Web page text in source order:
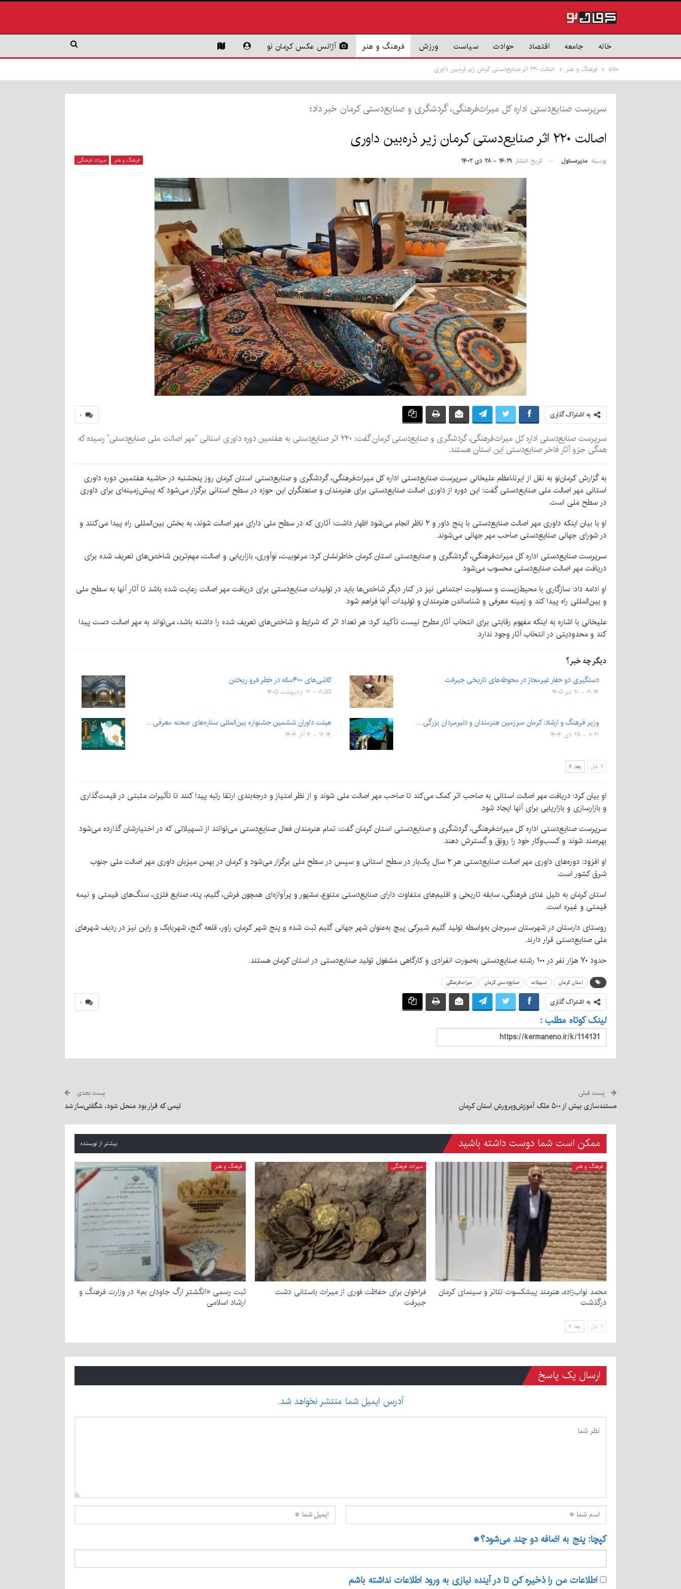
خانه جامعه اقتصاد حوادث سیاست ورزش فرهنگ و هنر آژانس عکس کرمان نو
خانه فرهنگ و هنر اصالت ۲۲۰ اثر صنایع‌دستی کرمان زیر ذره‌بین داوری
سرپرست صنایع‌دستی اداره کل میراث‌فرهنگی، گردشگری و صنایع‌دستی کرمان خبر داد؛
اصالت ۲۲۰ اثر صنایع‌دستی کرمان زیر ذره‌بین داوری
فرهنگ و هنر میراث فرهنگی بوسیله مدیرمسئول تاریخ انتشار ۱۴:۲۹ - ۲۸ دی ۱۴۰۲
۰ به اشتراک گذاری
سرپرست صنایع‌دستی اداره کل میراث‌فرهنگی، گردشگری و صنایع‌دستی کرمان گفت: ۲۲۰ اثر صنایع‌دستی به هفتمین دوره داوری استانی “مهر اصالت ملی صنایع‌دستی” رسیده که
همگی جزو آثار فاخر صنایع‌دستی این استان هستند.
به گزارش کرمان‌نو به نقل از ایرنا،اعظم علیخانی سرپرست صنایع‌دستی اداره کل میراث‌فرهنگی، گردشگری و صنایع‌دستی استان کرمان روز پنجشنبه در حاشیه هفتمین دوره داوری
استانی مهر اصالت ملی صنایع‌دستی گفت: این دوره از داوری اصالت صنایع‌دستی برای هنرمندان و صنعتگران این حوزه در سطح استانی برگزار می‌شود که پیش‌زمینه‌ای برای داوری
در سطح ملی است.
او با بیان اینکه داوری مهر اصالت صنایع‌دستی با پنج داور و ۲ ناظر انجام می‌شود اظهار داشت: آثاری که در سطح ملی دارای مهر اصالت شوند، به بخش بین‌المللی راه پیدا می‌کنند و
در شورای جهانی صنایع‌دستی صاحب مهر جهانی می‌شوند.
سرپرست صنایع‌دستی اداره کل میراث‌فرهنگی، گردشگری و صنایع‌دستی استان کرمان خاطرنشان کرد: مرغوبیت، نوآوری، بازاریابی و اصالت، مهم‌ترین شاخص‌های تعریف شده برای
دریافت مهر اصالت صنایع‌دستی محسوب می‌شود.
او ادامه داد: سازگاری با محیط‌زیست و مسئولیت اجتماعی نیز در کنار دیگر شاخص‌ها باید در تولیدات صنایع‌دستی برای دریافت مهر اصالت رعایت شده باشد تا آثار آنها به سطح ملی
و بین‌المللی راه پیدا کند و زمینه معرفی و شناساندن هنرمندان و تولیدات آنها فراهم شود.
علیخانی با اشاره به اینکه مفهوم رقابتی برای انتخاب آثار مطرح نیست تأکید کرد: هر تعداد اثر که شرایط و شاخص‌های تعریف شده را داشته باشد، می‌تواند به مهر اصالت دست پیدا
کند و محدودیتی در انتخاب آثار وجود ندارد.
دیگر چه خبر؟
دستگیری دو حفار غیرمجاز در محوطه‌های تاریخی جیرفت
۰۹:۱۴ - ۲۰ تیر ۱۴۰۵
کاشی‌های ۴۰۰ساله در خطر فرو ریختن
۰۹:۵۵ - ۱۲ اردیبهشت ۱۴۰۵
وزیر فرهنگ و ارشاد: کرمان سرزمین هنرمندان و دلیرمردان بزرگی…
۱۰:۲۰ - ۲۸ دی ۱۴۰۴
هیئت داوران ششمین جشنواره بین‌المللی ستاره‌های صحنه معرفی…
۱۶:۱۴ - ۴ آذر ۱۴۰۴
قبل بعد
او بیان کرد: دریافت مهر اصالت استانی به صاحب اثر کمک می‌کند تا صاحب مهر اصالت ملی شوند و از نظر امتیاز و درجه‌بندی ارتقا رتبه پیدا کنند تا تأثیرات مثبتی در قیمت‌گذاری
و بازارسازی و بازاریابی برای آنها ایجاد شود.
سرپرست صنایع‌دستی اداره کل میراث‌فرهنگی، گردشگری و صنایع‌دستی استان کرمان گفت: تمام هنرمندان فعال صنایع‌دستی می‌توانند از تسهیلاتی که در اختیارشان گذارده می‌شود
بهره‌مند شوند و کسب‌وکار خود را رونق و گسترش دهند.
او افزود: دوره‌های داوری مهر اصالت صنایع‌دستی هر ۲ سال یک‌بار در سطح استانی و سپس در سطح ملی برگزار می‌شود و کرمان در بهمن میزبان داوری مهر اصالت ملی جنوب
شرق کشور است.
استان کرمان به دلیل غنای فرهنگی، سابقه تاریخی و اقلیم‌های متفاوت دارای صنایع‌دستی متنوع، مشهور و پرآوازه‌ای همچون فرش، گلیم، پته، صنایع فلزی، سنگ‌های قیمتی و نیمه
قیمتی و غیره است.
روستای دارستان در شهرستان سیرجان به‌واسطه تولید گلیم شیرکی پیچ به‌عنوان شهر جهانی گلیم ثبت شده و پنج شهر کرمان، راور، قلعه گنج، شهربابک و راین نیز در ردیف شهرهای
ملی صنایع‌دستی قرار دارند.
حدود ۷۰ هزار نفر در ۱۰۰ رشته صنایع‌دستی به‌صورت انفرادی و کارگاهی مشغول تولید صنایع‌دستی در استان کرمان هستند.
استان کرمان تسهیلات صنایع‌دستی کرمان میراث‌فرهنگی
۰ به اشتراک گذاری
لینک کوتاه مطلب :
پست قبلی
مستندسازی بیش از ۵۰۰ ملک آموزش‌وپرورش استان کرمان
پست بعدی
تیمی که قرار بود منحل شود، شگفتی‌ساز شد
ممکن است شما دوست داشته باشید بیشتر از نویسنده
فرهنگ و هنر
محمد نواب‌زاده، هنرمند پیشکسوت تئاتر و سینمای کرمان
درگذشت
میراث فرهنگی
فراخوان برای حفاظت فوری از میراث باستانی دشت
جیرفت
فرهنگ و هنر
ثبت رسمی «انگشتر ارگ جاودان بم» در وزارت فرهنگ و
ارشاد اسلامی
قبل بعد
ارسال یک پاسخ
آدرس ایمیل شما منتشر نخواهد شد.
کپچا: پنج به اضافه دو چند می‌شود؟*
اطلاعات من را ذخیره کن تا در آینده نیازی به ورود اطلاعات نداشته باشم